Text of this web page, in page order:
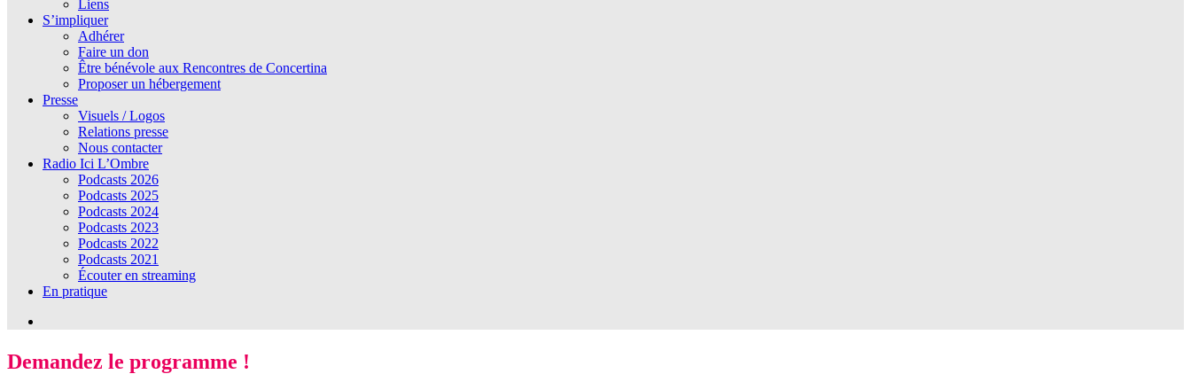
Liens
S’impliquer
Adhérer
Faire un don
Être bénévole aux Rencontres de Concertina
Proposer un hébergement
Presse
Visuels / Logos
Relations presse
Nous contacter
Radio Ici L’Ombre
Podcasts 2026
Podcasts 2025
Podcasts 2024
Podcasts 2023
Podcasts 2022
Podcasts 2021
Écouter en streaming
En pratique
Demandez le programme !